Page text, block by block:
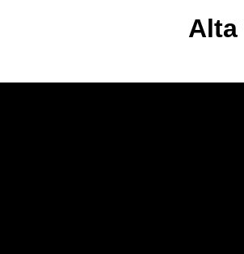
Alta